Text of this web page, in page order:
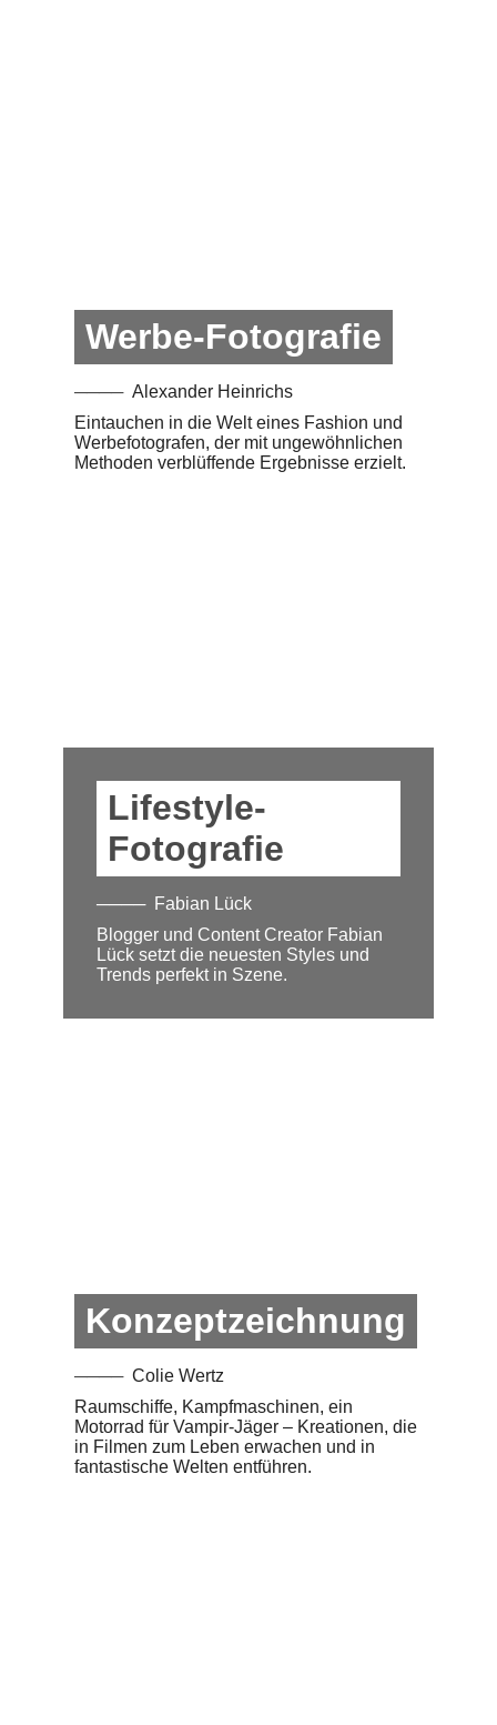
Werbe-Fotografie
Alexander Heinrichs
Eintauchen in die Welt eines Fashion und
Werbefotografen, der mit ungewöhnlichen
Methoden verblüffende Ergebnisse erzielt.
Lifestyle-
Fotografie
Fabian Lück
Blogger und Content Creator Fabian
Lück setzt die neuesten Styles und
Trends perfekt in Szene.
Konzeptzeichnung
Colie Wertz
Raumschiffe, Kampfmaschinen, ein
Motorrad für Vampir-Jäger – Kreationen, die
in Filmen zum Leben erwachen und in
fantastische Welten entführen.